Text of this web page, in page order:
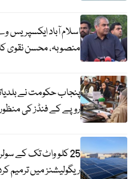
اسلام آباد ایکسپریس
منصوبہ، محسن نقوی
روپے کے فنڈز کی
25 کلو واٹ تک کے
ریگولیشنز میں ترمیم